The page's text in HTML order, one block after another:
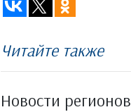
Читайте также
Новости регионов